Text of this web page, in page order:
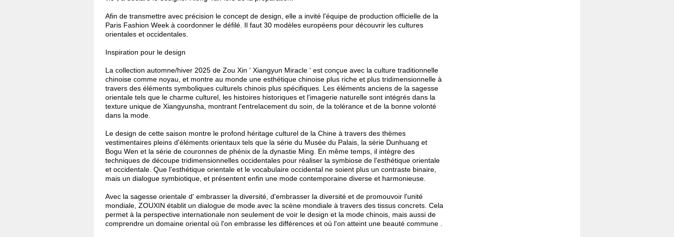
Afin de transmettre avec précision le concept de design, elle a invité l'équipe de production officielle de la
Paris Fashion Week à coordonner le défilé. Il faut 30 modèles européens pour découvrir les cultures
orientales et occidentales.
Inspiration pour le design
La collection automne/hiver 2025 de Zou Xin ‘ Xiangyun Miracle ‘ est conçue avec la culture traditionnelle
chinoise comme noyau, et montre au monde une esthétique chinoise plus riche et plus tridimensionnelle à
travers des éléments symboliques culturels chinois plus spécifiques. Les éléments anciens de la sagesse
orientale tels que le charme culturel, les histoires historiques et l'imagerie naturelle sont intégrés dans la
texture unique de Xiangyunsha, montrant l'entrelacement du soin, de la tolérance et de la bonne volonté
dans la mode.
Le design de cette saison montre le profond héritage culturel de la Chine à travers des thèmes
vestimentaires pleins d'éléments orientaux tels que la série du Musée du Palais, la série Dunhuang et
Bogu Wen et la série de couronnes de phénix de la dynastie Ming. En même temps, il intègre des
techniques de découpe tridimensionnelles occidentales pour réaliser la symbiose de l'esthétique orientale
et occidentale. Que l'esthétique orientale et le vocabulaire occidental ne soient plus un contraste binaire,
mais un dialogue symbiotique, et présentent enfin une mode contemporaine diverse et harmonieuse.
Avec la sagesse orientale d' embrasser la diversité, d'embrasser la diversité et de promouvoir l'unité
mondiale, ZOUXIN établit un dialogue de mode avec la scène mondiale à travers des tissus concrets. Cela
permet à la perspective internationale non seulement de voir le design et la mode chinois, mais aussi de
comprendre un domaine oriental où l'on embrasse les différences et où l'on atteint une beauté commune .